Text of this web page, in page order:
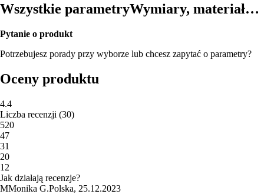
Wszystkie parametryWymiary, materiał…
Pytanie o produkt
Potrzebujesz porady przy wyborze lub chcesz zapytać o parametry?
Oceny produktu
4.4
Liczba recenzji (30)
520
47
31
20
1 2
Jak działają recenzje?
MMonika G.Polska, 25.12.2023